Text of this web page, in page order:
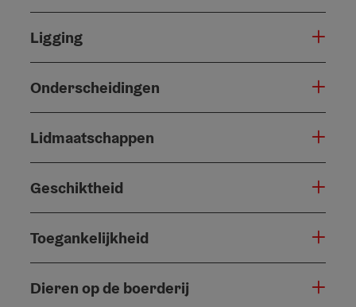
Ligging
Onderscheidingen
Lidmaatschappen
Geschiktheid
Toegankelijkheid
Dieren op de boerderij